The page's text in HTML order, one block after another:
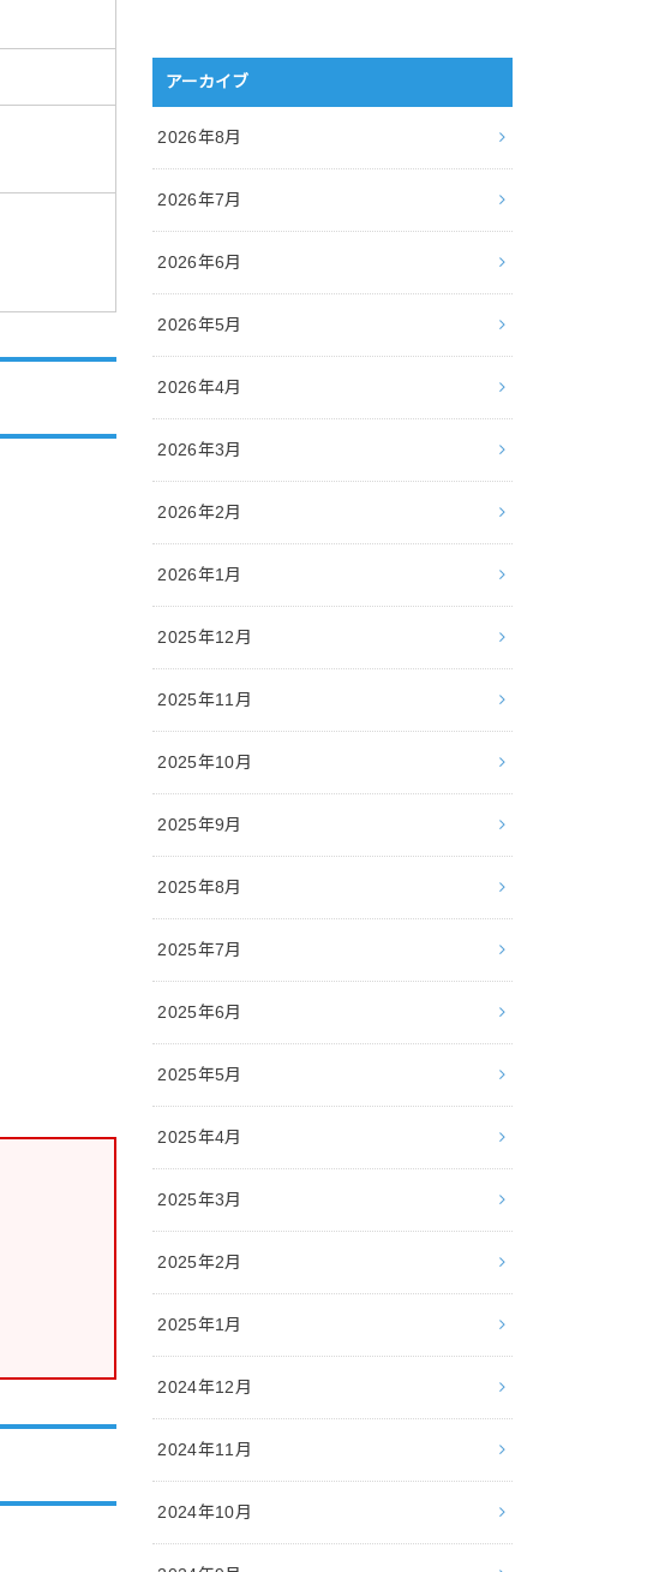
アーカイブ
2026年8月
2026年7月
2026年6月
2026年5月
2026年4月
2026年3月
2026年2月
2026年1月
2025年12月
2025年11月
2025年10月
2025年9月
2025年8月
2025年7月
2025年6月
2025年5月
2025年4月
2025年3月
2025年2月
2025年1月
2024年12月
2024年11月
2024年10月